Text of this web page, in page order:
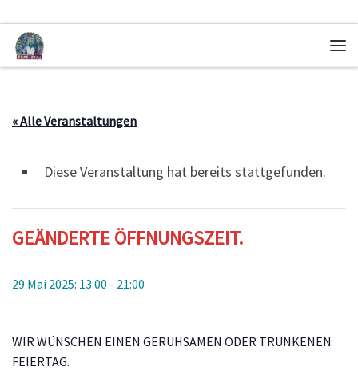
Zum Inhalt springen
« Alle Veranstaltungen
Diese Veranstaltung hat bereits stattgefunden.
GEÄNDERTE ÖFFNUNGSZEIT.
29 Mai 2025: 13:00 - 21:00
WIR WÜNSCHEN EINEN GERUHSAMEN ODER TRUNKENEN
FEIERTAG.